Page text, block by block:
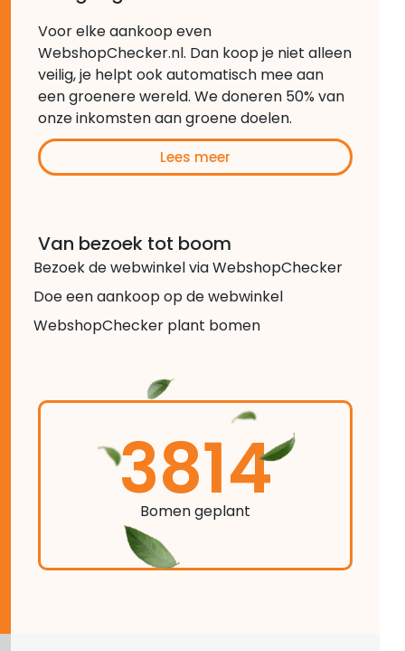
Voor elke aankoop even
WebshopChecker.nl. Dan koop je niet alleen
veilig, je helpt ook automatisch mee aan
een groenere wereld. We doneren 50% van
onze inkomsten aan groene doelen.
Lees meer
Van bezoek tot boom
Bezoek de webwinkel via WebshopChecker
Doe een aankoop op de webwinkel
WebshopChecker plant bomen
3814
Bomen geplant